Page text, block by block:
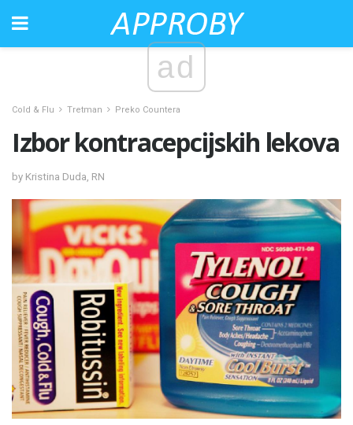
ad
Cold & Flu Tretman Preko Countera
Izbor kontracepcijskih lekova
by Kristina Duda, RN